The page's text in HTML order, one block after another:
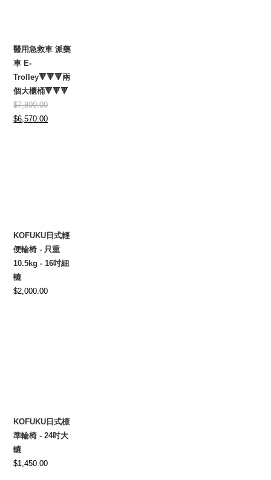
醫用急救車 派藥
車 E-
Trolley🔻🔻🔻兩
個大櫃桶🔻🔻🔻
$7,800.00
Original
$6,570.00Current
KOFUKU日式輕
便輪椅 - 只重
10.5kg - 16吋細
轆
$2,000.00
KOFUKU日式標
準輪椅 - 24吋大
轆
$1,450.00